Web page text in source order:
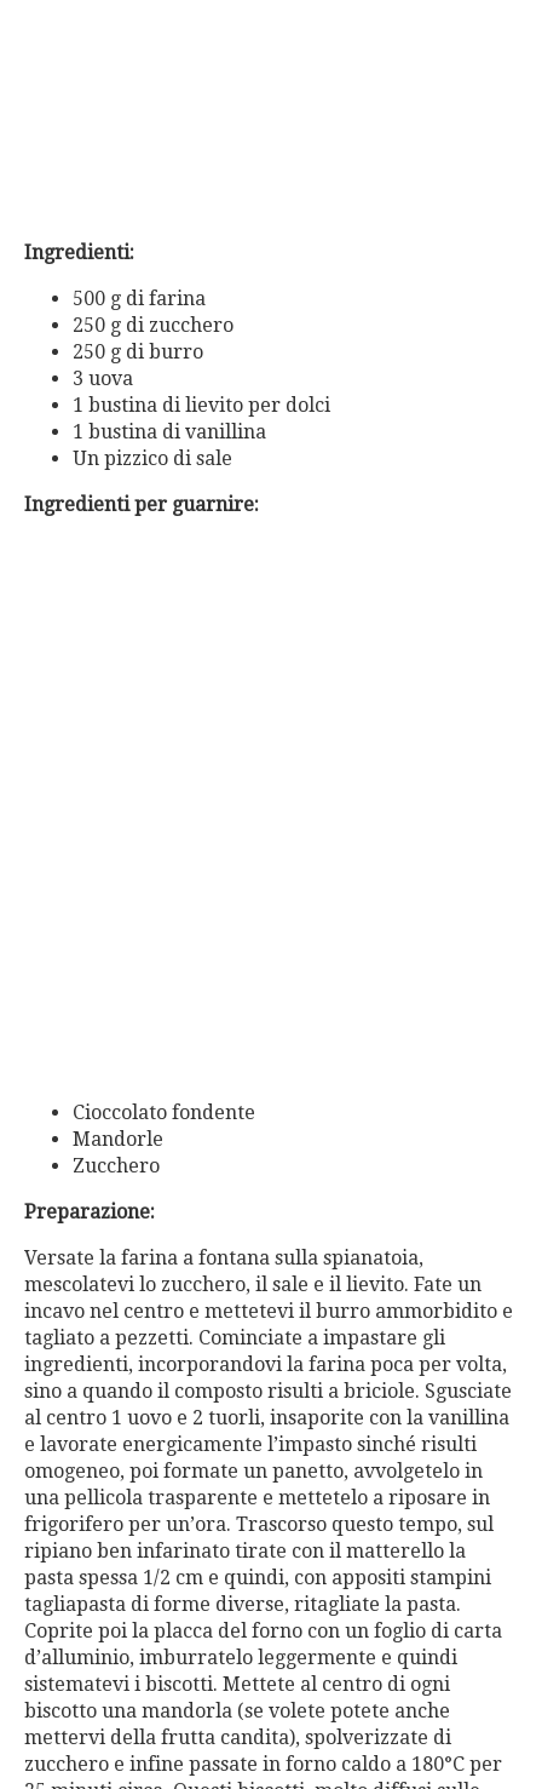
Ingredienti:
500 g di farina
250 g di zucchero
250 g di burro
3 uova
1 bustina di lievito per dolci
1 bustina di vanillina
Un pizzico di sale
Ingredienti per guarnire:
Cioccolato fondente
Mandorle
Zucchero
Preparazione:
Versate la farina a fontana sulla spianatoia,
mescolatevi lo zucchero, il sale e il lievito. Fate un
incavo nel centro e mettetevi il burro ammorbidito e
tagliato a pezzetti. Cominciate a impastare gli
ingredienti, incorporandovi la farina poca per volta,
sino a quando il composto risulti a briciole. Sgusciate
al centro 1 uovo e 2 tuorli, insaporite con la vanillina
e lavorate energicamente l’impasto sinché risulti
omogeneo, poi formate un panetto, avvolgetelo in
una pellicola trasparente e mettetelo a riposare in
frigorifero per un’ora. Trascorso questo tempo, sul
ripiano ben infarinato tirate con il matterello la
pasta spessa 1/2 cm e quindi, con appositi stampini
tagliapasta di forme diverse, ritagliate la pasta.
Coprite poi la placca del forno con un foglio di carta
d’alluminio, imburratelo leggermente e quindi
sistematevi i biscotti. Mettete al centro di ogni
biscotto una mandorla (se volete potete anche
mettervi della frutta candita), spolverizzate di
zucchero e infine passate in forno caldo a 180°C per